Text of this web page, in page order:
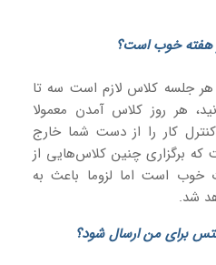
هفته خوب است؟
هر جلسه کلاس لازم است سه تا
هر روز کلاس آمدن معمولا
کار را از دست شما خارج
برگزاری چنین کلاس‌هایی از
خوب است اما لزوما باعث به
شد.
برای من ارسال شود؟